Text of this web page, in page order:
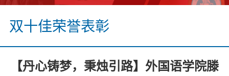
>
双十佳荣誉表彰
【丹心铸梦，秉烛引路】外国语学院滕